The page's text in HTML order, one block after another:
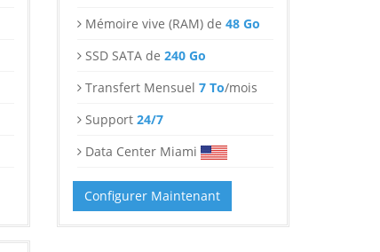
Mémoire vive (RAM) de 48 Go
SSD SATA de 240 Go
Transfert Mensuel 7 To/mois
Support 24/7
Data Center Miami
Configurer Maintenant